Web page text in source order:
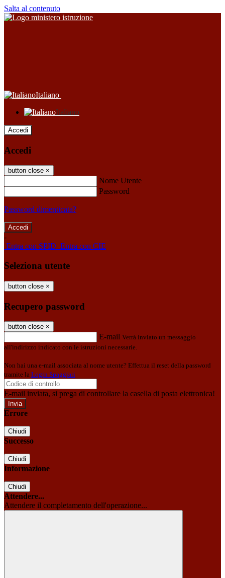
Salta al contenuto
Italiano
Italiano
Accedi
Accedi
button close ×
Nome Utente
Password
Password dimenticata?
-
Entra con SPID Entra con CIE
Seleziona utente
button close ×
Recupero password
button close ×
E-mail Verrà inviato un messaggio
all'indirizzo indicato con le istruzioni necessarie.
Non hai una e-mail associata al nome utente? Effettua il reset della password
tramite la Login Spaggiari
E-mail inviata, si prega di controllare la casella di posta elettronica!
Errore
Chiudi
Successo
Chiudi
Informazione
Chiudi
Attendere...
Attendere il completamento dell'operazione...